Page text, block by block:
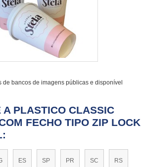
de bancos de imagens públicas e disponível
A PLASTICO CLASSIC
FECHO TIPO ZIP LOCK
ES SP PR SC RS